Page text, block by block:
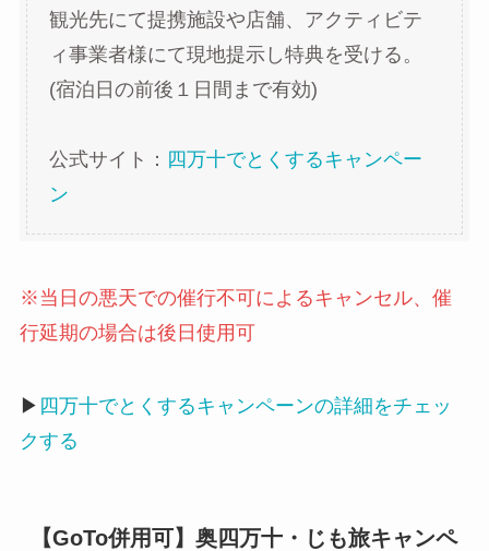
観光先にて提携施設や店舗、アクティビテ
ィ事業者様にて現地提示し特典を受ける。
(宿泊日の前後１日間まで有効)
公式サイト： 四万十でとくするキャンペー
ン
※当日の悪天での催行不可によるキャンセル、催
行延期の場合は後日使用可
▶ 四万十でとくするキャンペーンの詳細をチェッ
クする
【GoTo併用可】奥四万十・じも旅キャンペ